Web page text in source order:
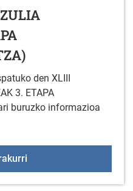
den XLIII
3. ETAPA
buruzko informazioa